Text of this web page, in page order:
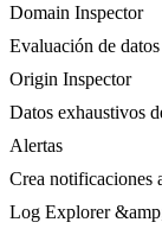
Domain Inspector
Evaluación de
Origin Inspector
Datos exhaustivos
Alertas
Crea notificaciones
Log Explorer